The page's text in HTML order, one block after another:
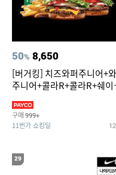
50% 8,650
[버거킹] 치즈와퍼주니어+
주니어+콜라R+콜라R+쉐이
구매 999+
11번가 쇼킹딜 12
29